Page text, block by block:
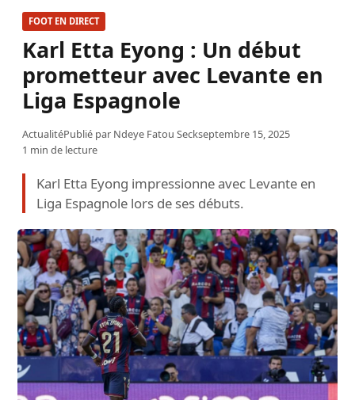
FOOT EN DIRECT
Karl Etta Eyong : Un début
prometteur avec Levante en
Liga Espagnole
ActualitéPublié par Ndeye Fatou Seckseptembre 15, 2025
1 min de lecture
Karl Etta Eyong impressionne avec Levante en
Liga Espagnole lors de ses débuts.